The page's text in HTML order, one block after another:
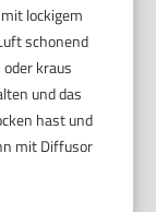
lockigem
schonend
kraus
und das
hast und
mit Diffusor